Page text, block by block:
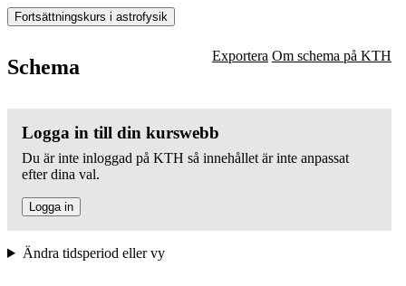
Fortsättningskurs i astrofysik
Schema Exportera Om schema på KTH
Logga in till din kurswebb
Du är inte inloggad på KTH så innehållet är inte anpassat
efter dina val.
Logga in
Ändra tidsperiod eller vy